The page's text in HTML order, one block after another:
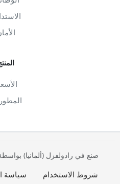
صنع في رادولفزل (ألمانيا)
شروط الاستخدام
سياسة